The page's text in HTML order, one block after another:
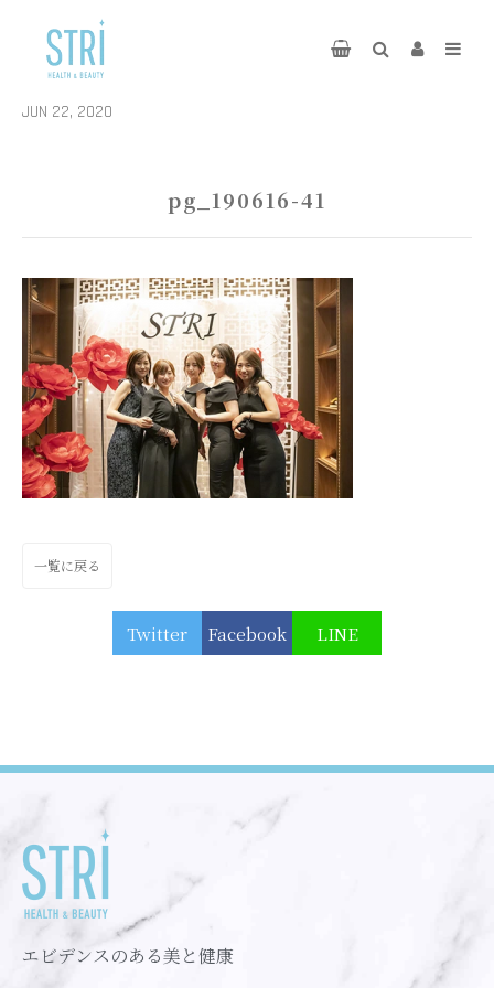
JUN 22, 2020
pg_190616-41
一覧に戻る
Twitter Facebook LINE
エビデンスのある美と健康